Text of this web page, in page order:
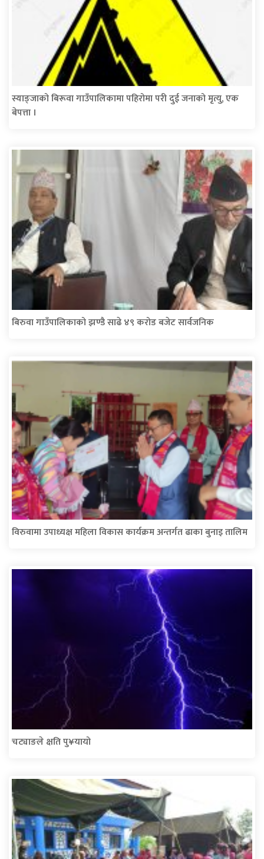
स्याङ्जाको बिरूवा गाउँपालिकामा पहिरोमा परी दुई जनाको मृत्यु, एक
बेपत्ता ।
बिरुवा गाउँपालिकाको झण्डै साढे ४९ करोड बजेट सार्वजनिक
विरुवामा उपाध्यक्ष महिला विकास कार्यक्रम अन्तर्गत ढाका बुनाइ तालिम
चट्याङले क्षति पु¥यायो